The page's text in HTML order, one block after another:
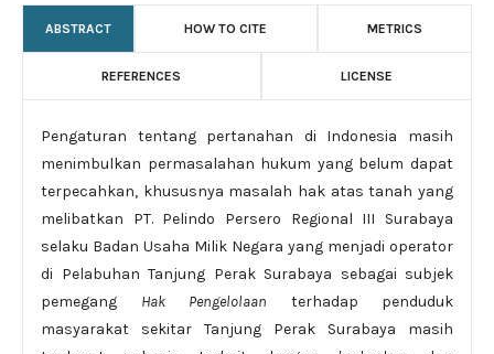
ABSTRACT HOW TO CITE METRICS
REFERENCES LICENSE
Pengaturan tentang pertanahan di Indonesia masih
menimbulkan permasalahan hukum yang belum dapat
terpecahkan, khususnya masalah hak atas tanah yang
melibatkan PT. Pelindo Persero Regional III Surabaya
selaku Badan Usaha Milik Negara yang menjadi operator
di Pelabuhan Tanjung Perak Surabaya sebagai subjek
pemegang Hak Pengelolaan terhadap penduduk
masyarakat sekitar Tanjung Perak Surabaya masih